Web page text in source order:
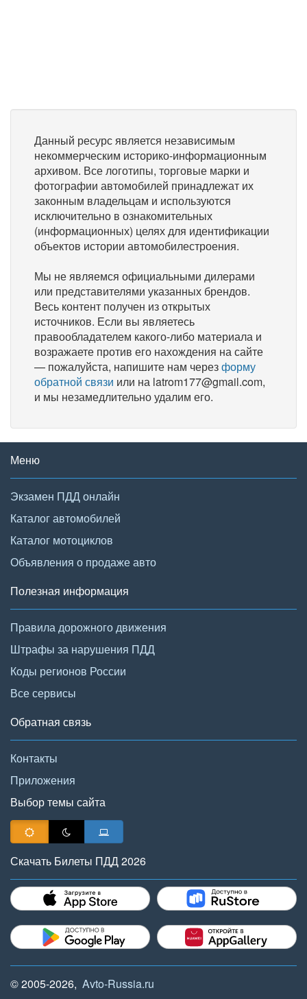
Данный ресурс является независимым
некоммерческим историко-информационным
архивом. Все логотипы, торговые марки и
фотографии автомобилей принадлежат их
законным владельцам и используются
исключительно в ознакомительных
(информационных) целях для идентификации
объектов истории автомобилестроения.
Мы не являемся официальными дилерами
или представителями указанных брендов.
Весь контент получен из открытых
источников. Если вы являетесь
правообладателем какого-либо материала и
возражаете против его нахождения на сайте
— пожалуйста, напишите нам черезформу
обратной связи или на latrom177@gmail.com,
и мы незамедлительно удалим его.
Меню
Экзамен ПДД онлайн
Каталог автомобилей
Каталог мотоциклов
Объявления о продаже авто
Полезная информация
Правила дорожного движения
Штрафы за нарушения ПДД
Коды регионов России
Все сервисы
Обратная связь
Контакты
Приложения
Выбор темы сайта
Скачать Билеты ПДД 2026
© 2005-2026, Avto-Russia.ru